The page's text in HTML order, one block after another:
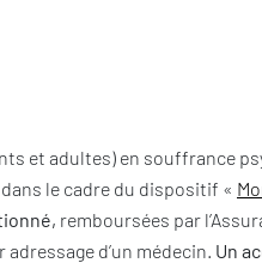
et adultes) en souffrance
le cadre du dispositif «
remboursées par
d’un médecin. Un